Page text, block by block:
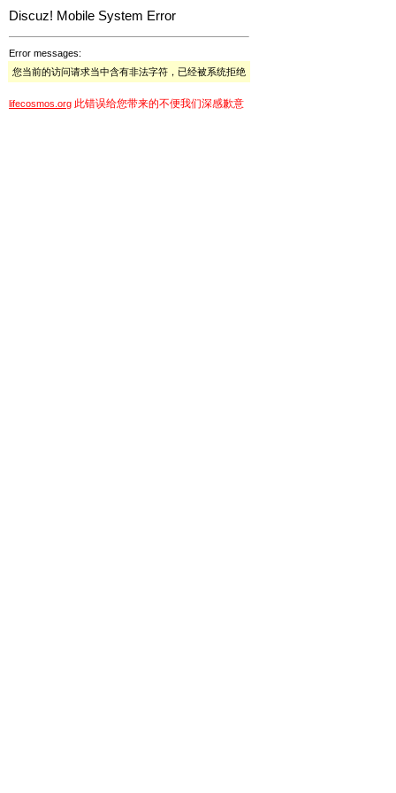
Discuz! Mobile System Error
Error messages:
您当前的访问请求当中含有非法字符，已经被系统拒绝
lifecosmos.org 此错误给您带来的不便我们深感歉意